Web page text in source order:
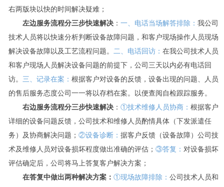
右两版块以快的时间解决疑难；
左边服务流程分三步快速解决： 一、电话当场解答排除： 我公司
技术人员将以快速分析判断设备故障问题，和客户现场操作人员现场
解决设备故障以及工艺流程问题。 二、电话回访： 在我公司技术人员
和客户现场人员解决设备问题的前提下，公司三天以内必有电话回
访。 三、记录在案： 根据客户对设备的反馈，设备出现的问题、人员
的售后服务态度公司一一将以存档在案。以便查阅自检跟踪服务。
右边服务流程分三步快速解决： ①技术维修人员协商： 根据客户
详细的设备问题反馈，公司技术和维修人员酌情具体（下发派遣任
务）及协商解决问题； ②设备诊断： 据客户反馈（设备故障）公司技
术及维修人员对设备损坏程度做出准确的评估； ③答复： 对设备损坏
评估确定后，公司将马上答复客户解决方案；
在答复中做出两种解决方案： ①现场故障排除： 公司技术人员和